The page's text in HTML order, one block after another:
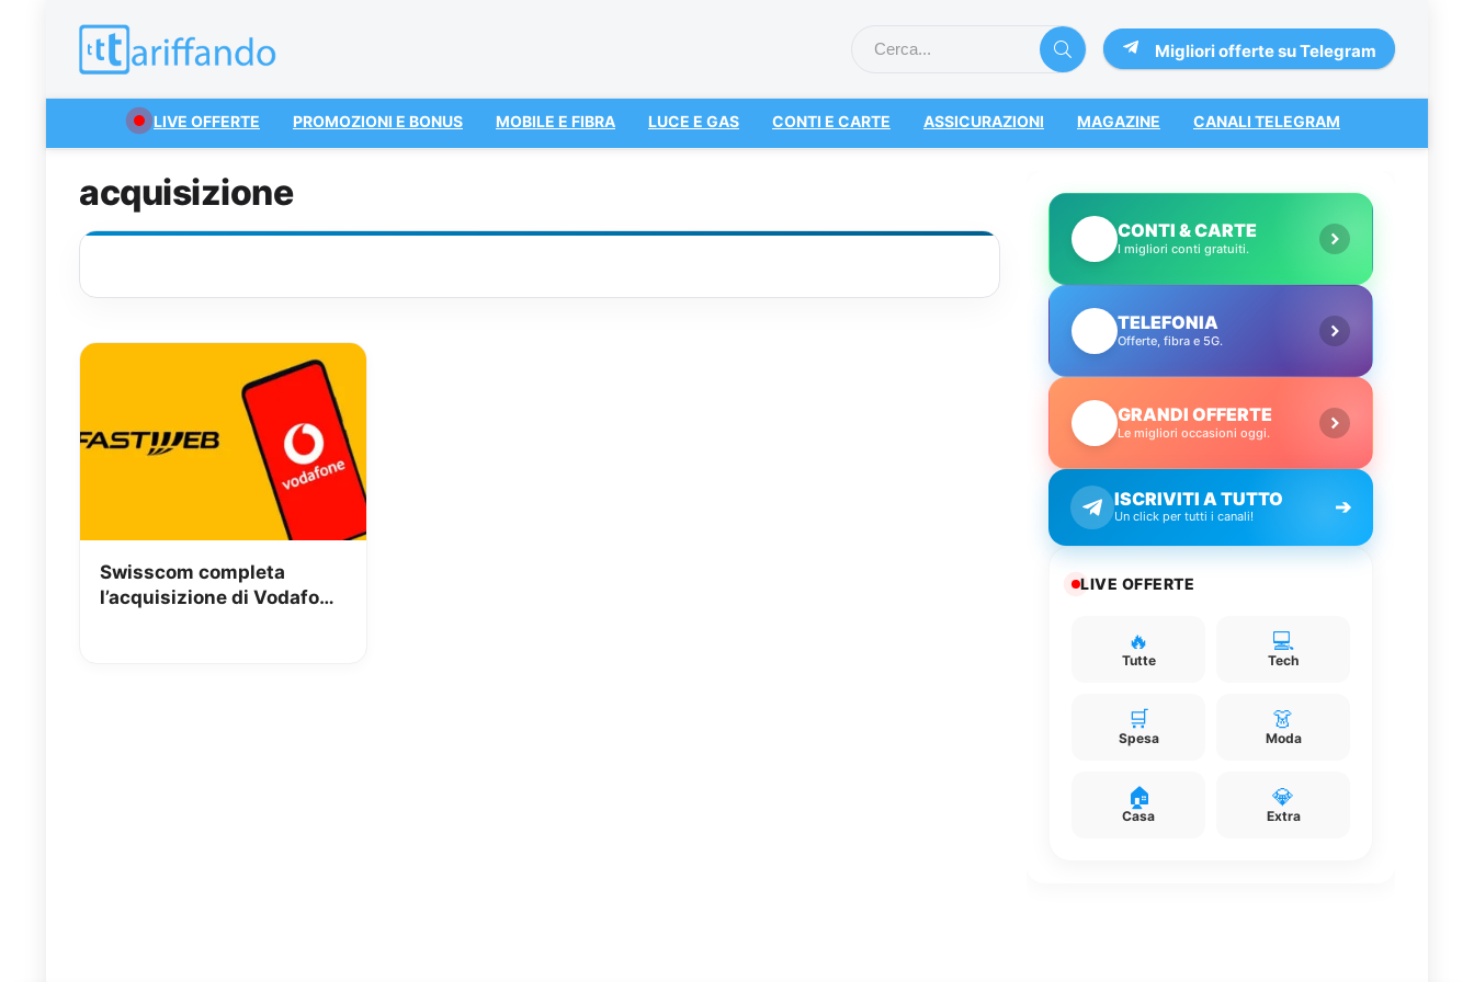
Migliori offerte su Telegram
LIVE OFFERTE PROMOZIONI E BONUS MOBILE E FIBRA LUCE E GAS CONTI E CARTE ASSICURAZIONI MAGAZINE CANALI TELEGRAM
acquisizione
Swisscom completa
l’acquisizione di Vodafone
CONTI & CARTE
I migliori conti gratuiti.
TELEFONIA
Offerte, fibra e 5G.
GRANDI OFFERTE
Le migliori occasioni oggi.
ISCRIVITI A TUTTO
Un click per tutti i canali! ➔
LIVE OFFERTE
🔥
Tutte
💻
Tech
🛒
Spesa
👗
Moda
🏠
Casa
💎
Extra